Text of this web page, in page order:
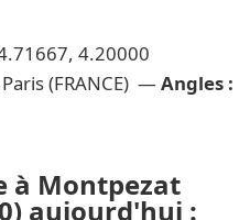
4.20000
(FRANCE) — Angles :
à Montpezat
aujourd'hui :